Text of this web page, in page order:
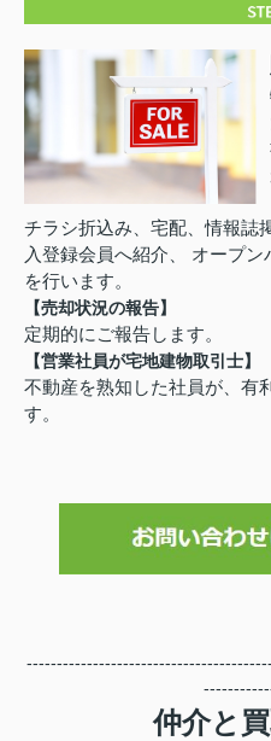
チラシ折込み、宅配、情報誌
入登録会員へ紹介、 オープ
を行います。
【売却状況の報告】
定期的にご報告します。
【営業社員が宅地建物取引士】
不動産を熟知した社員が、有
す。
仲介と